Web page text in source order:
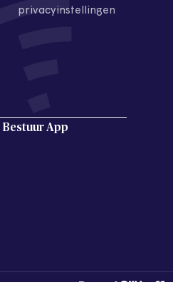
privacyinstellingen
Bestuur App